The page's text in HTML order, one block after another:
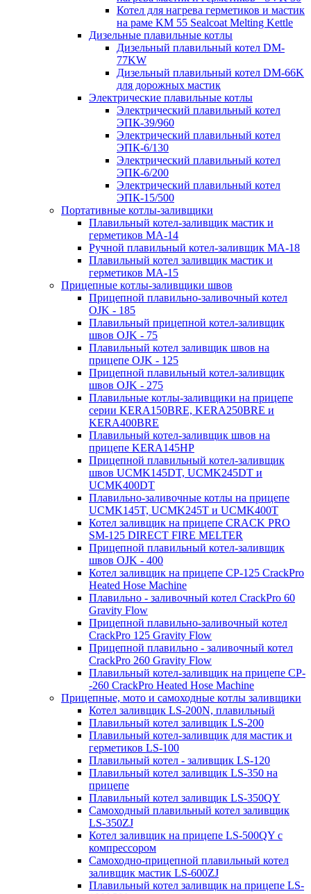
Котел для нагрева герметиков и мастик
на раме KM 55 Sealcoat Melting Kettle
Дизельные плавильные котлы
Дизельный плавильный котел DM-
77KW
Дизельный плавильный котел DM-66K
для дорожных мастик
Электрические плавильные котлы
Электрический плавильный котел
ЭПК-39/960
Электрический плавильный котел
ЭПК-6/130
Электрический плавильный котел
ЭПК-6/200
Электрический плавильный котел
ЭПК-15/500
Портативные котлы-заливщики
Плавильный котел-заливщик мастик и
герметиков МА-14
Ручной плавильный котел-заливщик МА-18
Плавильный котел заливщик мастик и
герметиков МА-15
Прицепные котлы-заливщики швов
Прицепной плавильно-заливочный котел
OJK - 185
Плавильный прицепной котел-заливщик
швов OJK - 75
Плавильный котел заливщик швов на
прицепе OJK - 125
Прицепной плавильный котел-заливщик
швов OJK - 275
Плавильные котлы-заливщики на прицепе
серии KERA150BRE, KERA250BRE и
KERA400BRE
Плавильный котел-заливщик швов на
прицепе KERA145HP
Прицепной плавильный котел-заливщик
швов UCMK145DT, UCMK245DT и
UCMK400DT
Плавильно-заливочные котлы на прицепе
UCMK145T, UCMK245T и UCMK400T
Котел заливщик на прицепе CRACK PRO
SM-125 DIRECT FIRE MELTER
Прицепной плавильный котел-заливщик
швов OJK - 400
Котел заливщик на прицепе CP-125 CrackPro
Heated Hose Machine
Плавильно - заливочный котел CrackPro 60
Gravity Flow
Прицепной плавильно-заливочный котел
CrackPro 125 Gravity Flow
Прицепной плавильно - заливочный котел
CrackPro 260 Gravity Flow
Плавильный котел-заливщик на прицепе CP-
-260 CrackPro Heated Hose Machine
Прицепные, мото и самоходные котлы заливщики
Котел заливщик LS-200N, плавильный
Плавильный котел заливщик LS-200
Плавильный котел-заливщик для мастик и
герметиков LS-100
Плавильный котел - заливщик LS-120
Плавильный котел заливщик LS-350 на
прицепе
Плавильный котел заливщик LS-350QY
Самоходный плавильный котел заливщик
LS-350ZJ
Котел заливщик на прицепе LS-500QY с
компрессором
Самоходно-прицепной плавильный котел
заливщик мастик LS-600ZJ
Плавильный котел заливщик на прицепе LS-